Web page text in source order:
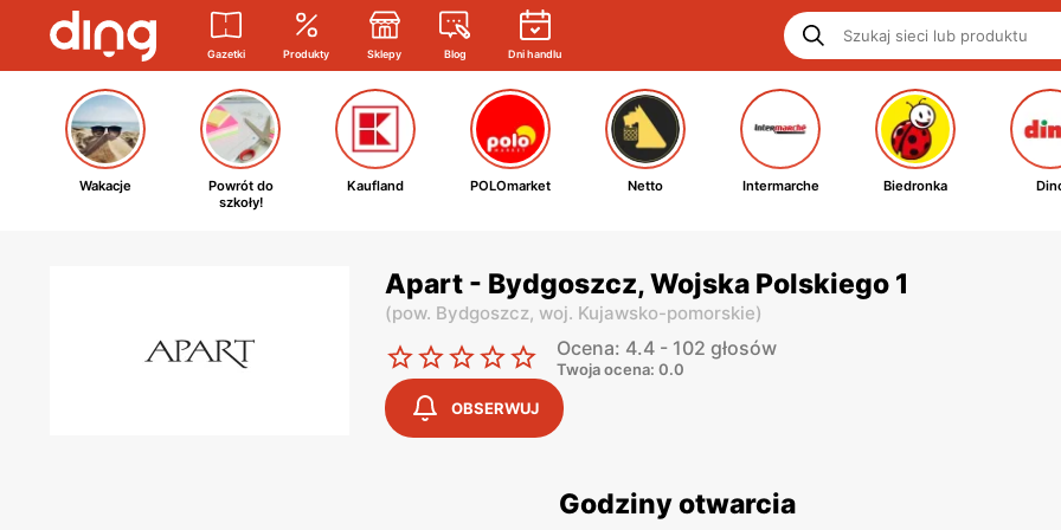
Gazetki Produkty Sklepy Blog Dni handlu
Wakacje
Powrót do
szkoły!
Kaufland POLOmarket Netto Intermarche Biedronka
Apart - Bydgoszcz, Wojska Polskiego 1
(pow. Bydgoszcz, woj. Kujawsko-pomorskie)
Ocena: 4.4 - 102 głosów
Twoja ocena: 0.0
OBSERWUJ
Godziny otwarcia